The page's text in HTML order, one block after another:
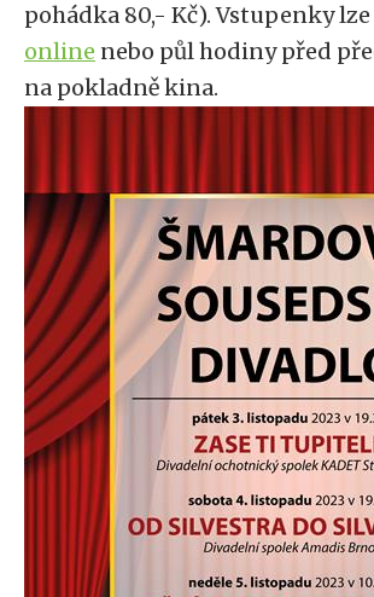
pohádka 80,- Kč). Vstupenky
online nebo půl hodiny před
na pokladně kina.